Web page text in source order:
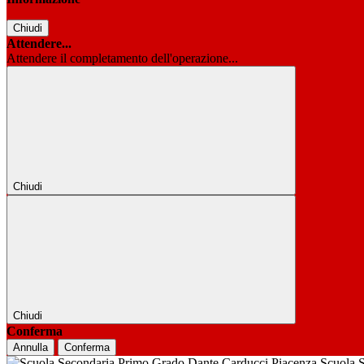
Chiudi
Attendere...
Attendere il completamento dell'operazione...
Chiudi
Chiudi
Conferma
Annulla Conferma